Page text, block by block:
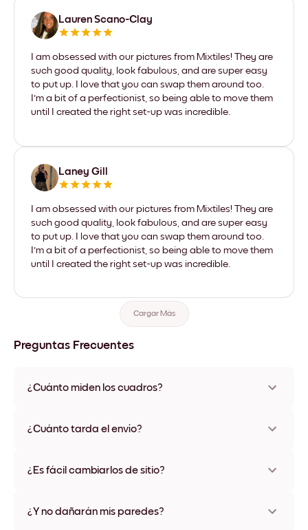
Lauren Scano-Clay
I am obsessed with our pictures from Mixtiles! They are
such good quality, look fabulous, and are super easy
to put up. I love that you can swap them around too.
I'm a bit of a perfectionist, so being able to move them
until I created the right set-up was incredible.
Laney Gill
I am obsessed with our pictures from Mixtiles! They are
such good quality, look fabulous, and are super easy
to put up. I love that you can swap them around too.
I'm a bit of a perfectionist, so being able to move them
until I created the right set-up was incredible.
Cargar Más
Preguntas Frecuentes
¿Cuánto miden los cuadros?
varios materiales y colores de marco, incluidas opciones sin
¿Cuánto tarda el envío?
disponibles en algunos países. Te enviaremos un número de
¿Es fácil cambiarlos de sitio?
ningún daño
¿Y no dañarán mis paredes?